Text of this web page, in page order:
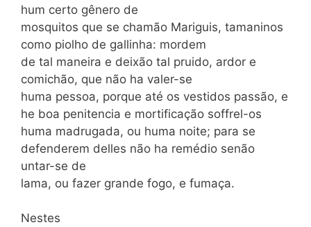
hum certo gê­nero de
mosquitos que se chamão Mariguis, tamaninos
como piolho de gallinha: mordem
de tal maneira e deixão tal pruido, ardor e
comichão, que não ha valer-se
huma pessoa, porque até os vestidos passão, e
he boa penitencia e mortificação soffrel-os
huma madrugada, ou huma noite; para se
defenderem delles não ha remédio senão
untar-se de
lama, ou fazer grande fogo, e fumaça.
Nestes